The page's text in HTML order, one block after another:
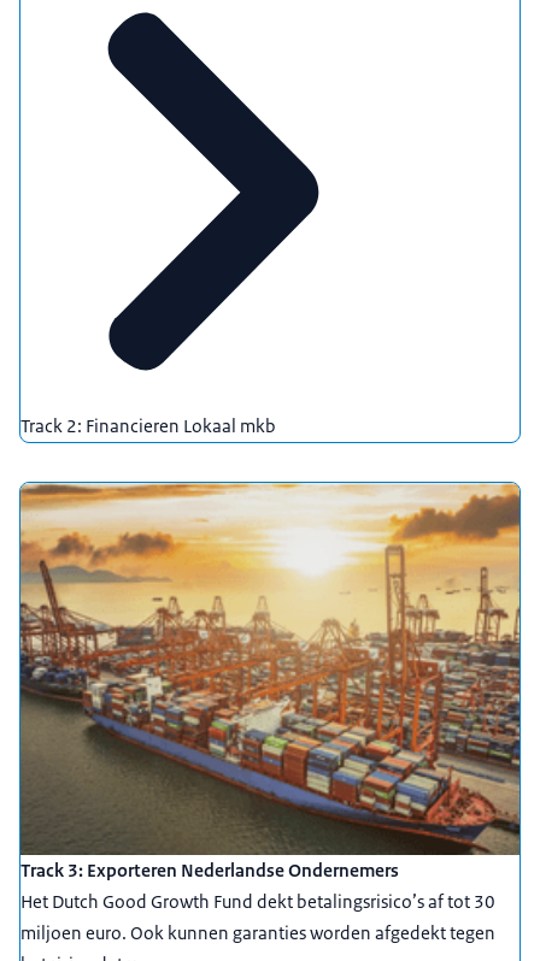
Track 2: Financieren Lokaal mkb
Track 3: Exporteren Nederlandse Ondernemers
Het Dutch Good Growth Fund dekt betalingsrisico’s af tot 30
miljoen euro. Ook kunnen garanties worden afgedekt tegen